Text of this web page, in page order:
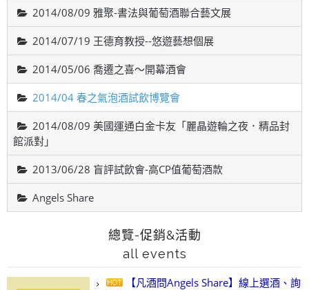
2014/08/09 雅聚-書法與葡萄酒聯合藝文展
2014/07/19 王德育教授--悠遊藝想個展
2014/05/06 喬遷之喜～開幕酒會
2014/04 春之氣泡酒試飲博覽會
2014/08/09 美國運通白金卡友「麗晶遊輪之夜．精品封
館派對」
2013/06/28 盲評試飲會-高CP值葡萄酒款
Angels Share
總覽-促銷&活動
all events
【凡酒問Angels Share】線上選酒、詢